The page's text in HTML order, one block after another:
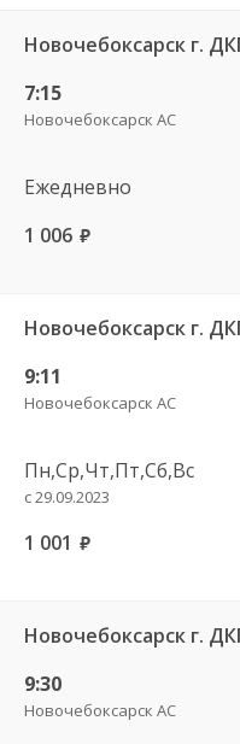
7:15
Новочебоксарск АС
Ежедневно
1 006 руб.
9:11
Новочебоксарск АС
Пн,Ср,Чт,Пт,Сб,Вс
с 29.09.2023
1 001 руб.
9:30
Новочебоксарск АС